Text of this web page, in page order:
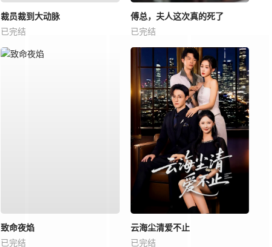
裁员裁到大动脉
已完结
傅总，夫人这次真的死了
已完结
致命夜焰
已完结
云海尘清爱不止
已完结